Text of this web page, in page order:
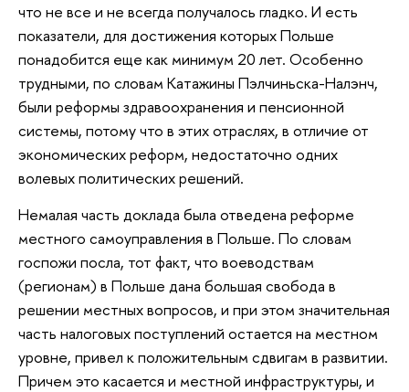
что не все и не всегда получалось гладко. И есть
показатели, для достижения которых Польше
понадобится еще как минимум 20 лет. Особенно
трудными, по словам Катажины Пэлчиньска-Налэнч,
были реформы здравоохранения и пенсионной
системы, потому что в этих отраслях, в отличие от
экономических реформ, недостаточно одних
волевых политических решений.
Немалая часть доклада была отведена реформе
местного самоуправления в Польше. По словам
госпожи посла, тот факт, что воеводствам
(регионам) в Польше дана большая свобода в
решении местных вопросов, и при этом значительная
часть налоговых поступлений остается на местном
уровне, привел к положительным сдвигам в развитии.
Причем это касается и местной инфраструктуры, и